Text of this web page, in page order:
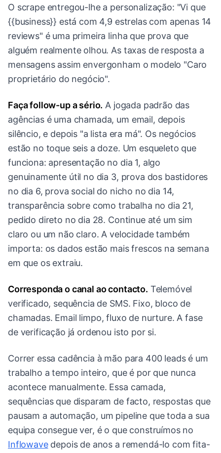
O scrape entregou-lhe a personalização: "Vi que
{{business}} está com 4,9 estrelas com apenas 14
reviews" é uma primeira linha que prova que
alguém realmente olhou. As taxas de resposta a
mensagens assim envergonham o modelo "Caro
proprietário do negócio".
Faça follow-up a sério. A jogada padrão das
agências é uma chamada, um email, depois
silêncio, e depois "a lista era má". Os negócios
estão no toque seis a doze. Um esqueleto que
funciona: apresentação no dia 1, algo
genuinamente útil no dia 3, prova dos bastidores
no dia 6, prova social do nicho no dia 14,
transparência sobre como trabalha no dia 21,
pedido direto no dia 28. Continue até um sim
claro ou um não claro. A velocidade também
importa: os dados estão mais frescos na semana
em que os extraiu.
Corresponda o canal ao contacto. Telemóvel
verificado, sequência de SMS. Fixo, bloco de
chamadas. Email limpo, fluxo de nurture. A fase
de verificação já ordenou isto por si.
Correr essa cadência à mão para 400 leads é um
trabalho a tempo inteiro, que é por que nunca
acontece manualmente. Essa camada,
sequências que disparam de facto, respostas que
pausam a automação, um pipeline que toda a sua
equipa consegue ver, é o que construímos no
Inflowavedepois de anos a remendá-lo com fita-